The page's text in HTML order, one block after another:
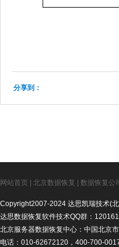
分享到：
网站首页 北京数据恢复 数据恢复公
Copyright2007-2024 达思凯瑞技术(
达思数据恢复软件技术QQ群：
北京服务器数据恢复中心：中国北京
电话：010-62672120，400-700-